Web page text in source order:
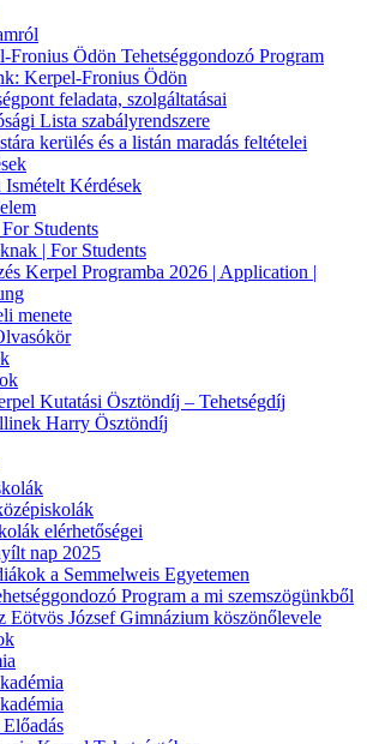
Fronius Ödön Tehetséggondozó Program
Kerpel-Fronius Ödön
feladata, szolgáltatásai
Lista szabályrendszere
kerülés és a listán maradás feltételei
Ismételt Kérdések
Students
| For Students
Kerpel Programba 2026 | Application |
menete
Kutatási Ösztöndíj – Tehetségdíj
Harry Ösztöndíj
elérhetőségei
nap 2025
a Semmelweis Egyetemen
Program a mi szemszögünkből
Eötvös József Gimnázium köszönőlevele